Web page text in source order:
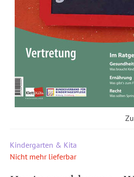
Kindergarten & Kita
Nicht mehr lieferbar